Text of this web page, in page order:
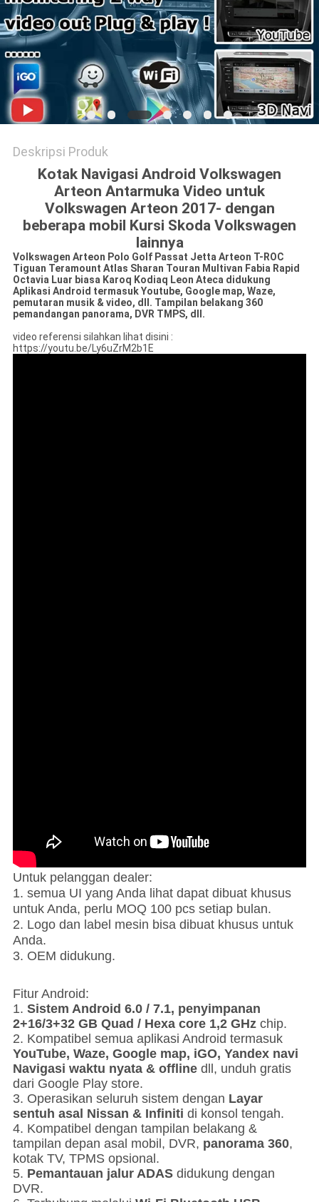
Deskripsi Produk
Kotak Navigasi Android Volkswagen
Arteon Antarmuka Video untuk
Volkswagen Arteon 2017- dengan
beberapa mobil Kursi Skoda Volkswagen
lainnya
Volkswagen Arteon Polo Golf Passat Jetta Arteon T-ROC
Tiguan Teramount Atlas Sharan Touran Multivan Fabia Rapid
Octavia Luar biasa Karoq Kodiaq Leon Ateca didukung
Aplikasi Android termasuk Youtube, Google map, Waze,
pemutaran musik & video, dll. Tampilan belakang 360
pemandangan panorama, DVR TMPS, dll.
video referensi silahkan lihat disini :
https://youtu.be/Ly6uZrM2b1E
Untuk pelanggan dealer:
1. semua UI yang Anda lihat dapat dibuat khusus
untuk Anda, perlu MOQ 100 pcs setiap bulan.
2. Logo dan label mesin bisa dibuat khusus untuk
Anda.
3. OEM didukung.
Fitur Android:
1. Sistem Android 6.0 / 7.1, penyimpanan
2+16/3+32 GB Quad / Hexa core 1,2 GHz chip.
2. Kompatibel semua aplikasi Android termasuk
YouTube, Waze, Google map, iGO, Yandex navi
Navigasi waktu nyata & offlinedll, unduh gratis
dari Google Play store.
3. Operasikan seluruh sistem dengan Layar
sentuh asal Nissan & Infiniti di konsol tengah.
4. Kompatibel dengan tampilan belakang &
tampilan depan asal mobil, DVR, panorama 360,
kotak TV, TPMS opsional.
5. Pemantauan jalur ADASdidukung dengan
DVR.